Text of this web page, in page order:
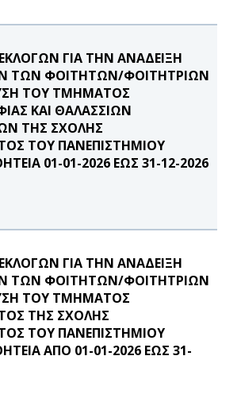
ΓΙΑ ΤΗΝ ΑΝΑΔΕΙΞΗ
ΤΩΝ ΦΟΙΤΗΤΩΝ/ΦΟΙΤΗΤΡΙΩΝ
ΤΟΥ ΤΜΗΜΑΤΟΣ
ΚΑΙ ΘΑΛΑΣΣΙΩΝ
ΤΗΣ ΣΧΟΛΗΣ
ΤΟΥ ΠΑΝΕΠΙΣΤΗΜΙΟΥ
01-01-2026 ΕΩΣ 31-12-2026
ΓΙΑ ΤΗΝ ΑΝΑΔΕΙΞΗ
ΤΩΝ ΦΟΙΤΗΤΩΝ/ΦΟΙΤΗΤΡΙΩΝ
ΤΟΥ ΤΜΗΜΑΤΟΣ
ΤΗΣ ΣΧΟΛΗΣ
ΤΟΥ ΠΑΝΕΠΙΣΤΗΜΙΟΥ
ΑΠΟ 01-01-2026 ΕΩΣ 31-